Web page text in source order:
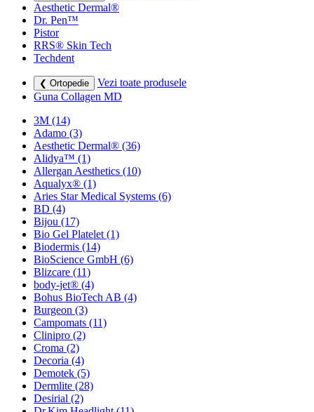
Aesthetic Dermal®
Dr. Pen™
Pistor
RRS® Skin Tech
Techdent
❮ Ortopedie
Vezi toate produsele
Guna Collagen MD
3M (14)
Adamo (3)
Aesthetic Dermal® (36)
Alidya™ (1)
Allergan Aesthetics (10)
Aqualyx® (1)
Aries Star Medical Systems (6)
BD (4)
Bijou (17)
Bio Gel Platelet (1)
Biodermis (14)
BioScience GmbH (6)
Blizcare (11)
body-jet® (4)
Bohus BioTech AB (4)
Burgeon (3)
Campomats (11)
Clinipro (2)
Croma (2)
Decoria (4)
Demotek (5)
Dermlite (28)
Desirial (2)